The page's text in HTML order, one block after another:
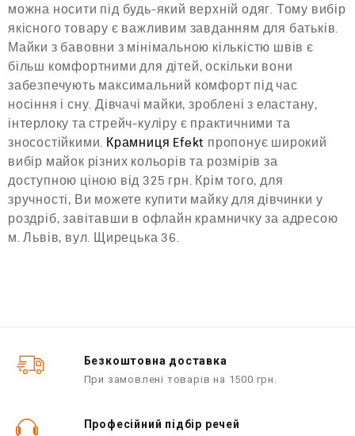
можна носити під будь-який верхній одяг. Тому вибір
якісного товару є важливим завданням для батьків.
Майки з бавовни з мінімальною кількістю швів є
більш комфортними для дітей, оскільки вони
забезпечують максимальний комфорт під час
носіння і сну. Дівчачі майки, зроблені з еластану,
інтерлоку та стрейч-куліру є практичними та
зносостійкими. Крамниця Efekt пропонує широкий
вибір майок різних кольорів та розмірів за
доступною ціною від 325 грн. Крім того, для
зручності, Ви можете купити майку для дівчинки у
роздріб, завітавши в офлайн крамничку за адресою
м. Львів, вул. Щирецька 36.
Безкоштовна доставка
При замовлені товарів на 1500 грн.
Професійний підбір речей